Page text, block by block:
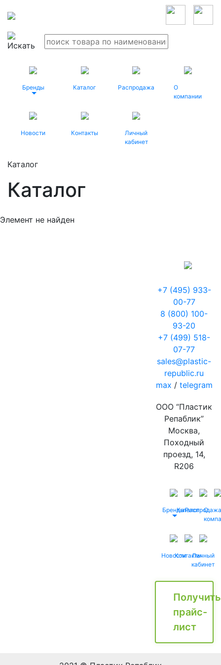
Бренды Каталог Распродажа
О
компании
Новости Контакты
Личный
кабинет
Каталог
Каталог
Элемент не найден
+7 (495) 933-
00-77
8 (800) 100-
93-20
+7 (499) 518-
07-77
sales@plastic-
republic.ru
max / telegram
ООО “Пластик
Репаблик”
Москва,
Походный
проезд, 14,
R206
БрендыКаталог
Распродажа
О
НовостиКонтактыЛичный
кабинет
Получить
прайс-
лист